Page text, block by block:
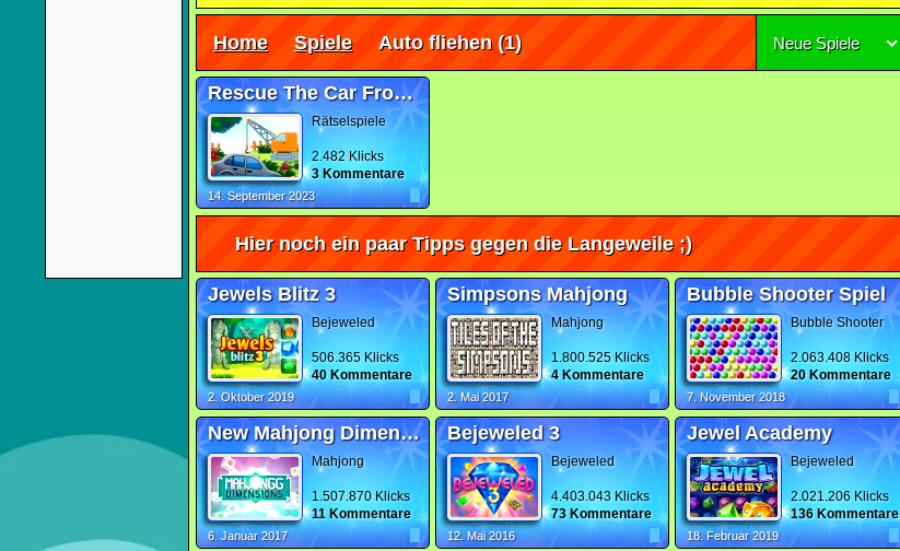
Home Spiele Auto fliehen (1) Neue Spiele
Rescue The Car From Pond
Rätselspiele
2.482 Klicks
3 Kommentare
14. September 2023
Hier noch ein paar Tipps gegen die Langeweile ;)
Jewels Blitz 3
Bejeweled
506.365 Klicks
40 Kommentare
2. Oktober 2019
Simpsons Mahjong
Mahjong
1.800.525 Klicks
4 Kommentare
2. Mai 2017
Bubble Shooter Spiel
Bubble Shooter
2.063.408 Klicks
20 Kommentare
7. November 2018
New Mahjong Dimensions
Mahjong
1.507.870 Klicks
11 Kommentare
6. Januar 2017
Bejeweled 3
Bejeweled
4.403.043 Klicks
73 Kommentare
12. Mai 2016
Jewel Academy
Bejeweled
2.021.206 Klicks
136 Kommentare
18. Februar 2019